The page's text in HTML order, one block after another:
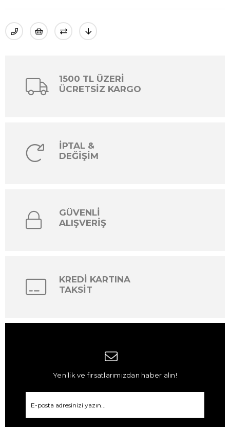
1500 TL ÜZERİ
ÜCRETSİZ KARGO
İPTAL &
DEĞİŞİM
GÜVENLİ
ALIŞVERİŞ
KREDİ KARTINA
TAKSİT
Yenilik ve fırsatlarımızdan haber alın!